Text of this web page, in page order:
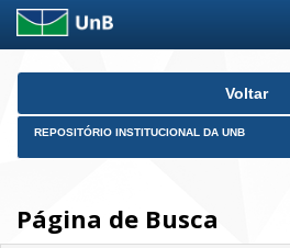
Skip
Voltar
REPOSITÓRIO INSTITUCIONAL DA UNB
Página de Busca